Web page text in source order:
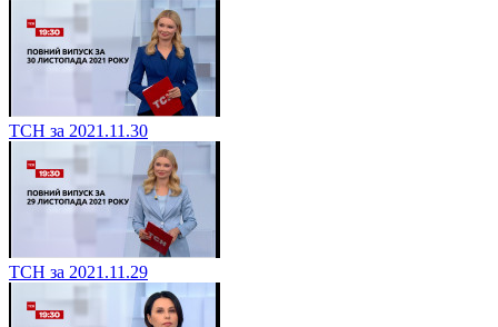
ТСН за 2021.11.30
ТСН за 2021.11.29